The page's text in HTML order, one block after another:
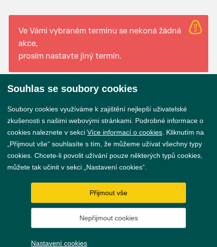
Ve Vámi vybraném termínu se nekoná žádná
akce,
prosím nastavte jiný termín.
GDPR
Nastavení cookies
Souhlas se soubory cookies
Soubory cookies využíváme k zajištění nejlepší uživatelské
zkušenosti s našimi webovými stránkami. Podrobné informace o
cookies naleznete v sekci Více informací o cookies . Kliknutím na
„Přijmout vše“ souhlasíte s tím, že můžeme užívat všechny typy
cookies. Chcete-li povolit užívání pouze některých typů cookies,
můžete tak učinit v sekci „Nastavení cookies“.
Přijmout vše
Nepřijmout cookies
Nastavení cookies